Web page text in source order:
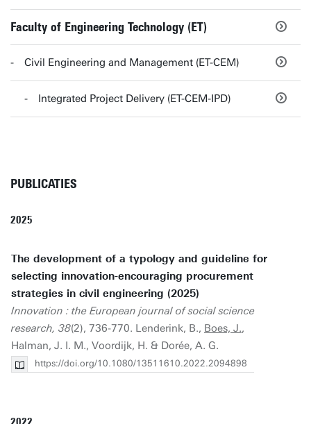
Faculty of Engineering Technology (ET)
Civil Engineering and Management (ET-CEM)
Integrated Project Delivery (ET-CEM-IPD)
PUBLICATIES
2025
The development of a typology and guideline for
selecting innovation-encouraging procurement
strategies in civil engineering (2025)
Innovation : the European journal of social science
research, 38(2), 736-770. Lenderink, B., Boes, J.,
Halman, J. I. M., Voordijk, H. & Dorée, A. G.
https://doi.org/10.1080/13511610.2022.2094898